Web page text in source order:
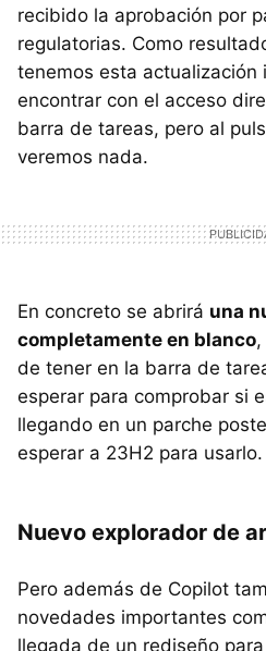
recibido la aprobación por
regulatorias. Como
tenemos esta actualización
encontrar con el acceso
barra de tareas, pero al
veremos nada.
En concreto se abrirá una
completamente en blanco
de tener en la barra de
esperar para comprobar si
llegando en un parche
esperar a 23H2 para usarlo.
Nuevo explorador de
Pero además de Copilot
novedades importantes
llegada de un rediseño